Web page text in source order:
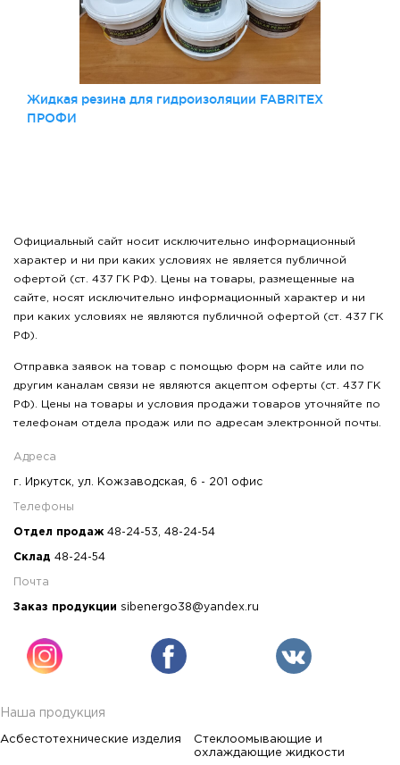
Жидкая резина для гидроизоляции FABRITEX
ПРОФИ
Официальный сайт носит исключительно информационный
характер и ни при каких условиях не является публичной
офертой (ст. 437 ГК РФ). Цены на товары, размещенные на
сайте, носят исключительно информационный характер и ни
при каких условиях не являются публичной офертой (ст. 437 ГК
РФ).
Отправка заявок на товар с помощью форм на сайте или по
другим каналам связи не являются акцептом оферты (ст. 437 ГК
РФ). Цены на товары и условия продажи товаров уточняйте по
телефонам отдела продаж или по адресам электронной почты.
Адреса
г. Иркутск, ул. Кожзаводская, 6 - 201 офис
Телефоны
Отдел продаж 48-24-53, 48-24-54
Склад 48-24-54
Почта
Заказ продукции sibenergo38@yandex.ru
Наша продукция
Асбестотехнические изделия
Стеклоомывающие и
охлаждающие жидкости